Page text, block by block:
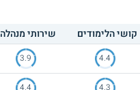
קושי הלימודים שירותי מנהלה
4.4
3.9
4.3
4.4